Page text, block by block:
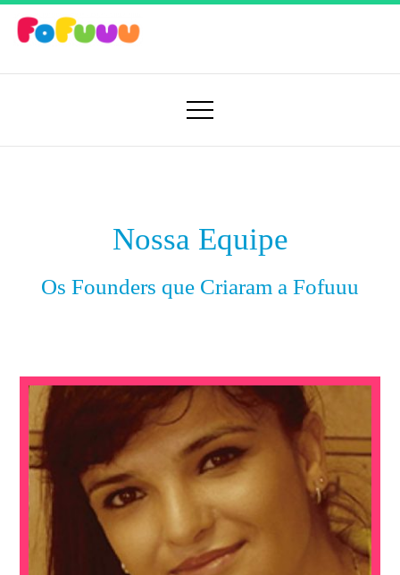
Fofuuu 🧠🚀
Aprender Brincando
Nossa Equipe
Os Founders que Criaram a Fofuuu